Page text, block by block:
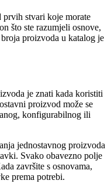
prvih stvari koje morate
što ste razumjeli osnove,
proizvoda u katalog je
je znati kada koristiti
proizvod može se
konfigurabilnog ili
jednostavnog proizvoda
Svako obavezno polje
završite s osnovama,
prema potrebi.